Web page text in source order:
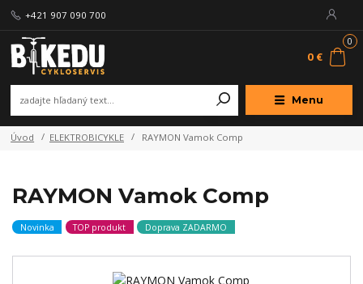
Menu
+421 907 090 700
0
0 €
Úvod ELEKTROBICYKLE RAYMON Vamok Comp
RAYMON Vamok Comp
Novinka TOP produkt Doprava ZADARMO